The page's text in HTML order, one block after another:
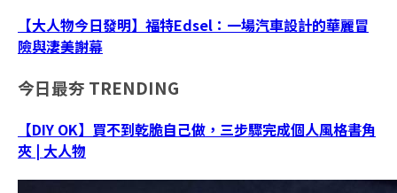
【大人物今日發明】福特Edsel：一場汽車設計的華麗冒
險與淒美謝幕
今日最夯 TRENDING
【DIY OK】買不到乾脆自己做，三步驟完成個人風格書角
夾 | 大人物